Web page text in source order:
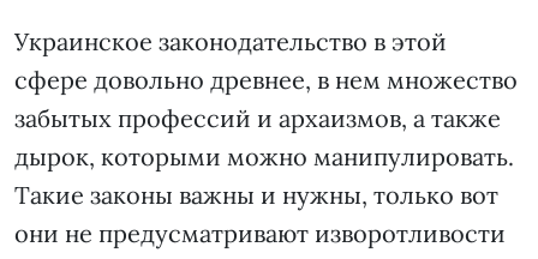
Украинское законодательство в этой
сфере довольно древнее, в нем множество
забытых профессий и архаизмов, а также
дырок, которыми можно манипулировать.
Такие законы важны и нужны, только вот
они не предусматривают изворотливости